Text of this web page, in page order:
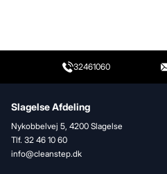
32461060
Slagelse Afdeling
Nykobbelvej 5, 4200 Slagelse
Tlf. 32 46 10 60
info@cleanstep.dk